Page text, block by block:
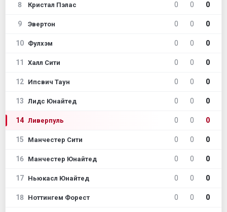
8 Кристал Пэлас 0 0 0
9 Эвертон 0 0 0
10 Фулхэм 0 0 0
11 Халл Сити 0 0 0
12 Ипсвич Таун 0 0 0
13 Лидс Юнайтед 0 0 0
14 Ливерпуль 0 0 0
15 Манчестер Сити 0 0 0
16 Манчестер Юнайтед 0 0 0
17 Ньюкасл Юнайтед 0 0 0
18 Ноттингем Форест 0 0 0